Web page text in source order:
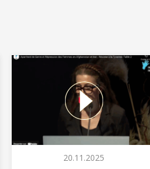
20.11.2025